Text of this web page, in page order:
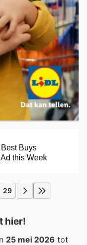
29
hier!
25 mei 2026 tot